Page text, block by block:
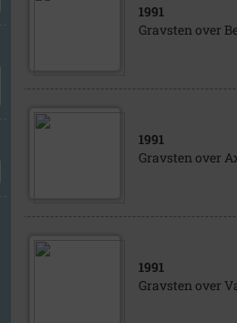
1991
Gravsten over
1991
Gravsten over
1991
Gravsten over